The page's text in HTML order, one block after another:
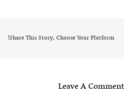
Share This Story, Choose Your Platform!
Leave A Comment